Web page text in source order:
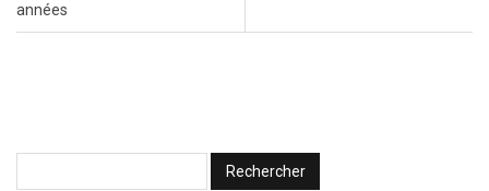
années